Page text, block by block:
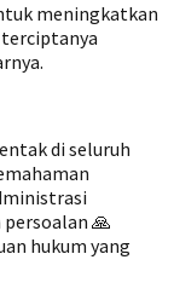
meningkatkan
di seluruh
🙏
hukum yang